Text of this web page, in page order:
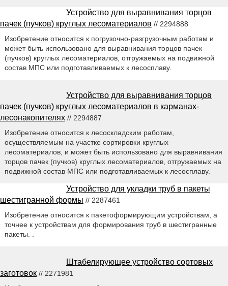
Устройство для выравнивания торцов
пачек (пучков) круглых лесоматериалов // 2294888
Изобретение относится к погрузочно-разгрузочным работам и
может быть использовано для выравнивания торцов пачек
(пучков) круглых лесоматериалов, отгружаемых на подвижной
состав МПС или подготавливаемых к лесосплаву.
Устройство для выравнивания торцов
пачек (пучков) круглых лесоматериалов в карманах-
лесонакопителях // 2294887
Изобретение относится к лесоскладским работам,
осуществляемым на участке сортировки круглых
лесоматериалов, и может быть использовано для выравнивания
торцов пачек (пучков) круглых лесоматериалов, отгружаемых на
подвижной состав МПС или подготавливаемых к лесосплаву.
Устройство для укладки труб в пакеты
шестигранной формы // 2287461
Изобретение относится к пакетоформирующим устройствам, а
точнее к устройствам для формирования труб в шестигранные
пакеты. .
Штабелирующее устройство сортовых
заготовок // 2271981